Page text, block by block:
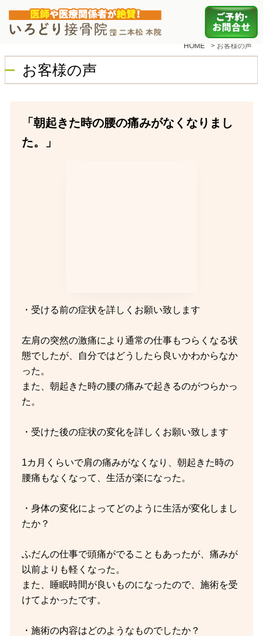
HOME > お客様の声
お客様の声
「朝起きた時の腰の痛みがなくなりまし
た。」
・受ける前の症状を詳しくお願い致します
左肩の突然の激痛により通常の仕事もつらくなる状
態でしたが、自分ではどうしたら良いかわからなか
った。
また、朝起きた時の腰の痛みで起きるのがつらかっ
た。
・受けた後の症状の変化を詳しくお願い致します
1カ月くらいで肩の痛みがなくなり、朝起きた時の
腰痛もなくなって、生活が楽になった。
・身体の変化によってどのように生活が変化しまし
たか？
ふだんの仕事で頭痛がでることもあったが、痛みが
以前よりも軽くなった。
また、睡眠時間が良いものになったので、施術を受
けてよかったです。
・施術の内容はどのようなものでしたか？